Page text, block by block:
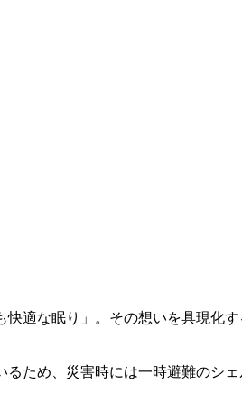
快適な眠り」。その想いを具現化
ため、災害時には一時避難のシェ